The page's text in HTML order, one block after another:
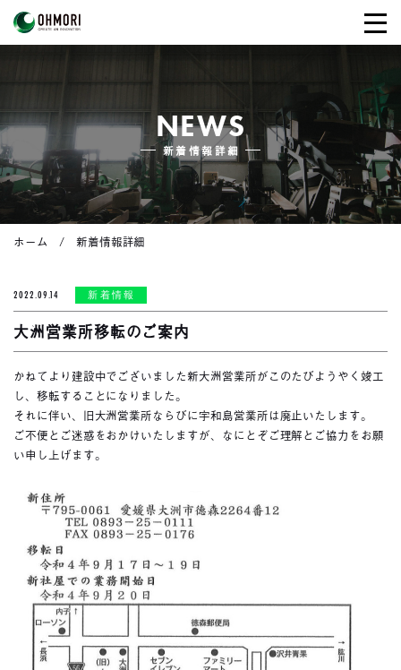
NEWS
新着情報詳細
ホーム 新着情報詳細
2022.09.14 新着情報
大洲営業所移転のご案内
かねてより建設中でございました新大洲営業所がこのたびようやく竣工
し、移転することになりました。
それに伴い、旧大洲営業所ならびに宇和島営業所は廃止いたします。
ご不便とご迷惑をおかけいたしますが、なにとぞご理解とご協力をお願
い申し上げます。